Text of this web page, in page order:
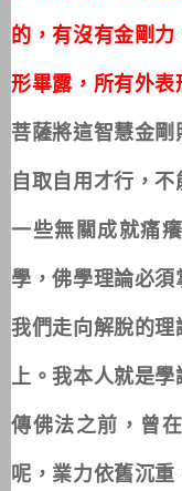
的，有沒有金剛
形畢露，所有外表
菩薩將這智慧金
自取自用才行，
一些無關成就痛
學，佛學理論必
我們走向解脫的
上。我本人就是
傳佛法之前，曾
呢，業力依舊沉重